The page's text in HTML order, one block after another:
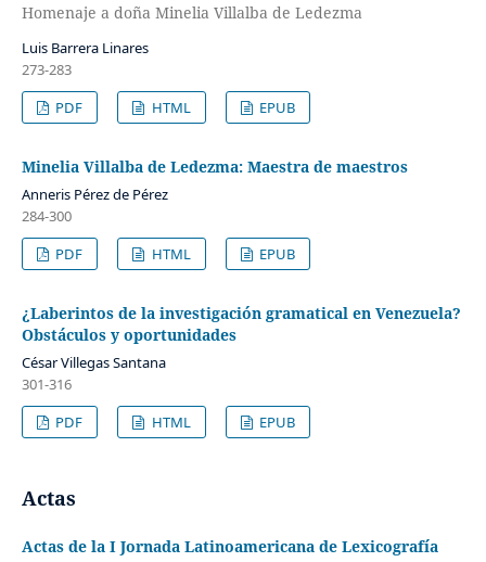
Homenaje a doña Minelia Villalba de Ledezma
Luis Barrera Linares
273-283
PDF
HTML EPUB
Minelia Villalba de Ledezma: Maestra de maestros
Anneris Pérez de Pérez
284-300
PDF
HTML EPUB
¿Laberintos de la investigación gramatical en Venezuela?
Obstáculos y oportunidades
César Villegas Santana
301-316
PDF
HTML EPUB
Actas
Actas de la I Jornada Latinoamericana de Lexicografía